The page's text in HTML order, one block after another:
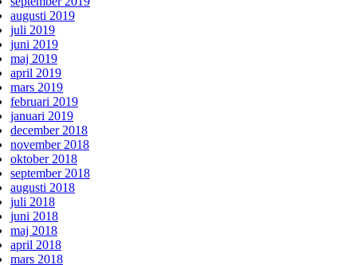
augusti 2019
juli 2019
juni 2019
maj 2019
april 2019
mars 2019
februari 2019
januari 2019
december 2018
november 2018
oktober 2018
september 2018
augusti 2018
juli 2018
juni 2018
maj 2018
april 2018
mars 2018